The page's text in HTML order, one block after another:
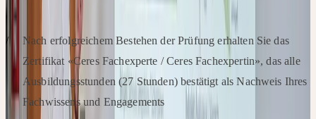
ABSCHLUSS & ZERTIFIKAT
Nach erfolgreichem Bestehen der Prüfung erhalten Sie das
Zertifikat «Ceres Fachexperte / Ceres Fachexpertin», das alle
Ausbildungsstunden (27 Stunden) bestätigt als Nachweis Ihres
Fachwissens und Engagements